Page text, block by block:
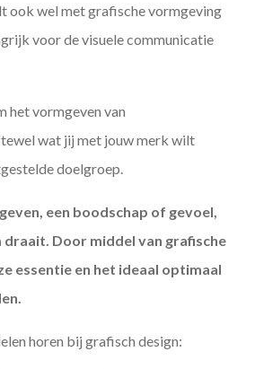
ook wel met grafische vormgeving
voor de visuele communicatie
het vormgeven van
wat jij met jouw merk wilt
doelgroep.
een boodschap of gevoel,
Door middel van grafische
essentie en het ideaal optimaal
horen bij grafisch design: